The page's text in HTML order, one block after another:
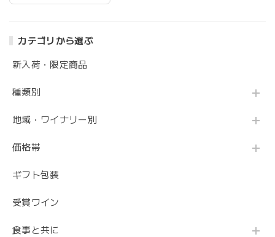
カテゴリから選ぶ
新入荷・限定商品
種類別
地域・ワイナリー別
価格帯
ギフト包装
受賞ワイン
食事と共に